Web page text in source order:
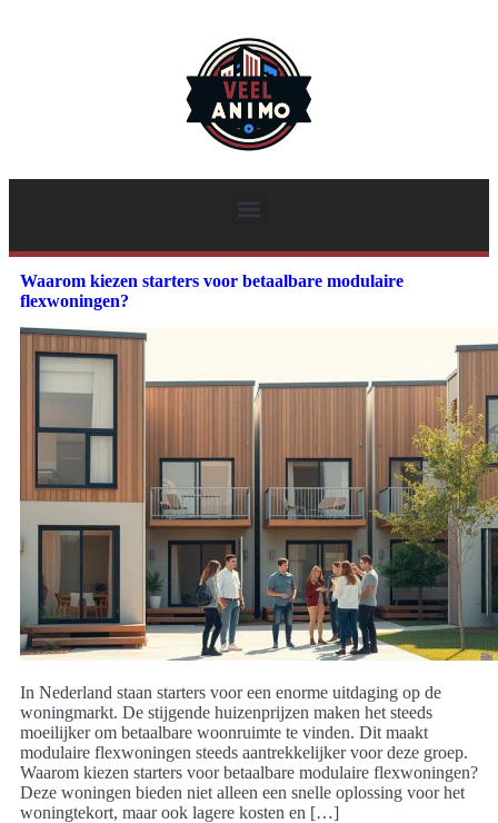
Waarom kiezen starters voor betaalbare modulaire
flexwoningen?
In Nederland staan starters voor een enorme uitdaging op de
woningmarkt. De stijgende huizenprijzen maken het steeds
moeilijker om betaalbare woonruimte te vinden. Dit maakt
modulaire flexwoningen steeds aantrekkelijker voor deze groep.
Waarom kiezen starters voor betaalbare modulaire flexwoningen?
Deze woningen bieden niet alleen een snelle oplossing voor het
woningtekort, maar ook lagere kosten en […]